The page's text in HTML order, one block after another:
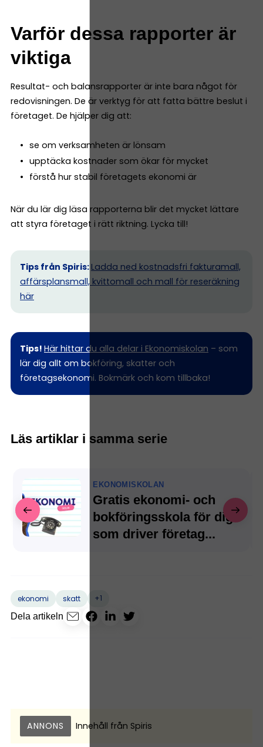
Varför dessa rapporter är
viktiga
Resultat- och balansrapporter är inte bara något för
redovisningen. De är verktyg för att fatta bättre beslut i
företaget. De hjälper dig att:
se om verksamheten är lönsam
upptäcka kostnader som ökar för mycket
förstå hur stabil företagets ekonomi är
När du lär dig läsa rapporterna blir det mycket lättare
att styra företaget i rätt riktning. Lycka till!
Tips från Spiris: Ladda ned kostnadsfri fakturamall,
affärsplansmall, kvittomall och mall för reseräkning
här
Tips! Här hittar du alla delar i Ekonomiskolan – som
lär dig allt om bokföring, skatter och
företagsekonomi. Bokmärk och kom tillbaka!
Läs artiklar i samma serie
EKONOMISKOLAN
Gratis ekonomi- och
bokföringsskola för dig
som driver företag...
ekonomi skatt
+1
Dela artikeln
ANNONS Innehåll från Spiris